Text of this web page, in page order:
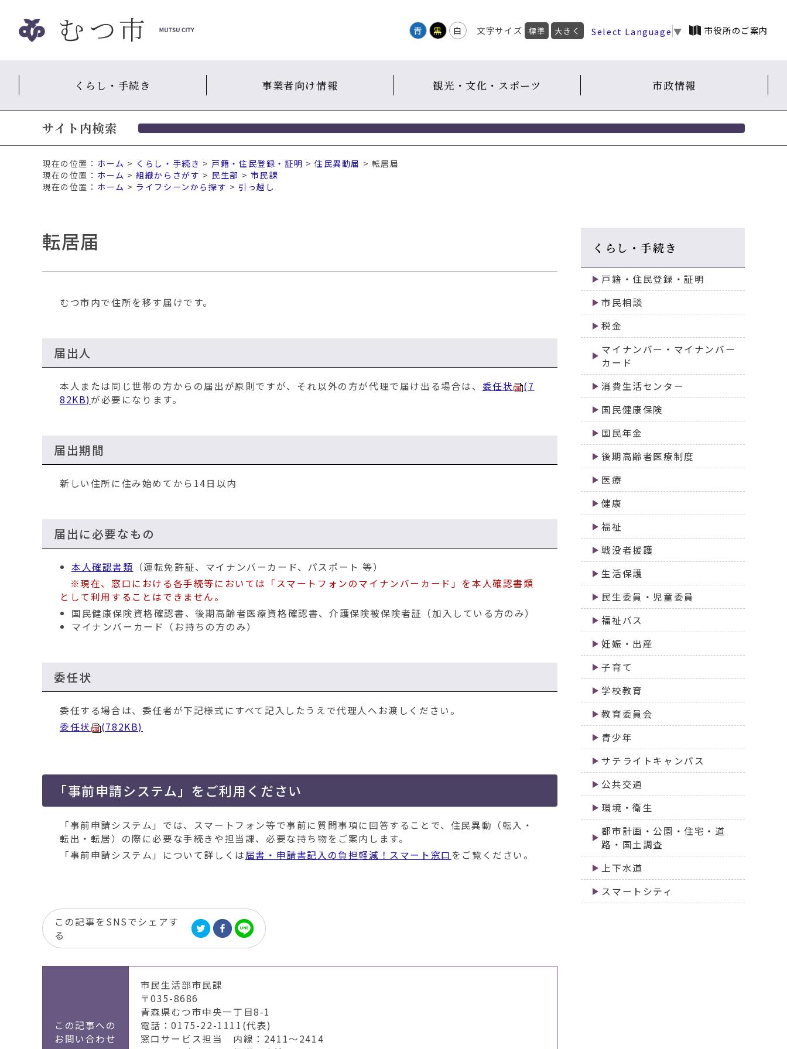
ッ
青 黒 白 文字サイズ 標準 大きく Select Language ▼ 市役所のご案内
くらし・手続き 事業者向け情報 観光・文化・スポーツ 市政情報
サイト内検索
現在の位置： ホーム > くらし・手続き > 戸籍・住民登録・証明 >住民異動届 > 転居届
ホーム >組織からさがす > 民生部 > 市民課
ホーム > ライフシーンから探す > 引っ越し
転居届
むつ市内で住所を移す届けです。
届出人
本人または同じ世帯の方からの届出が原則ですが、それ以外の方が代理で届け出る場合は、 委任状
(7
82KB)が必要になります。
届出期間
新しい住所に住み始めてから14日以内
届出に必要なもの
本人確認書類 （運転免許証、マイナンバーカード、パスポート 等）
※現在、窓口における各手続等においては「スマートフォンのマイナンバーカード」を本人確認書類
として利用することはできません。
国民健康保険資格確認書、後期高齢者医療資格確認書、介護保険被保険者証（加入している方のみ）
マイナンバーカード（お持ちの方のみ）
委任状
委任する場合は、委任者が下記様式にすべて記入したうえで代理人へお渡しください。
委任状
(782KB)
「事前申請システム」をご利用ください
「事前申請システム」では、スマートフォン等で事前に質問事項に回答することで、住民異動（転入・
転出・転居）の際に必要な手続きや担当課、必要な持ち物をご案内します。
「事前申請システム」について詳しくは届書・申請書記入の負担軽減！スマート窓口 をご覧ください。
この記事をSNSでシェアす
る
この記事への
お問い合わせ
市民生活部市民課
〒035-8686
青森県むつ市中央一丁目8-1
電話：0175-22-1111(代表)
窓口サービス担当 内線：2411～2414
くらし・手続き
戸籍・住民登録・証明
市民相談
税金
マイナンバー・マイナンバー
カード
消費生活センター
国民健康保険
国民年金
後期高齢者医療制度
医療
健康
福祉
戦没者援護
生活保護
民生委員・児童委員
福祉バス
妊娠・出産
子育て
学校教育
教育委員会
青少年
サテライトキャンパス
公共交通
環境・衛生
都市計画・公園・住宅・道
路・国土調査
上下水道
スマートシティ